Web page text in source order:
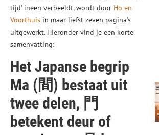
tijd’ ineen verbeeldt, wordt door Ho en
Voorthuis in maar liefst zeven pagina’s
uitgewerkt. Hieronder vind je een korte
samenvatting:
Het Japanse begrip
Ma (間) bestaat uit
twee delen, 門
betekent deur of